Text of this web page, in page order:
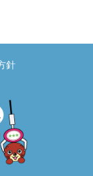
針